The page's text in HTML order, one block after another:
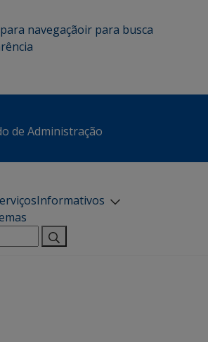
navegaçãoir para busca
de Administração
Informativos